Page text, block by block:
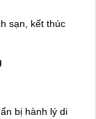
sạn, kết thúc
bị hành lý di